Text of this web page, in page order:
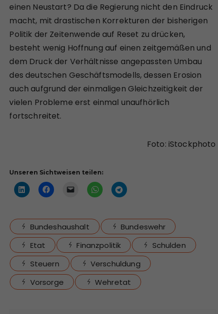
einen Neustart? Da die Regierung nicht den Eindruck
macht, mit drastischen Korrekturen der bisherigen
Politik der Zeitenwende auf Reset zu drücken,
besteht wenig Hoffnung auf einen zeitgemäßen und
dem Druck der Verhältnisse angepassten Umbau
des deutschen Geschäftsmodells, dessen Erosion
auch aufgrund der einmaligen Gleichzeitigkeit der
vielen Probleme erst einmal unaufhörlich
fortschreitet.
Foto: iStockphoto
Unseren Sichtweisen teilen:
Bundeshaushalt
Bundeswehr
Etat
Finanzpolitik
Schulden
Steuern
Verschuldung
Vorsorge
Wehretat